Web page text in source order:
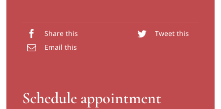
Share this
Tweet this
Email this
Schedule appointment